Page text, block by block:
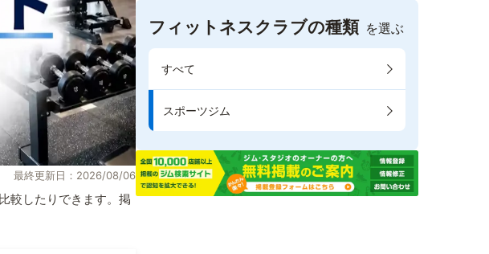
最終更新日：2026/08/06
較したりできます。掲
フィットネスクラブの種類 を選ぶ
すべて
スポーツジム